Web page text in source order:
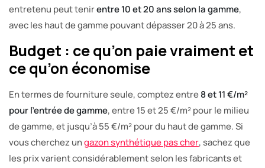
entretenu peut tenirentre 10 et 20 ans selon la gamme,
avec les haut de gamme pouvant dépasser 20 à 25 ans.
Budget : ce qu’on paie vraiment et
ce qu’on économise
En termes de fourniture seule, comptez entre8 et 11 €/m²
pour l’entrée de gamme, entre 15 et 25 €/m² pour le milieu
de gamme, et jusqu’à 55 €/m² pour du haut de gamme. Si
vous cherchez ungazon synthétique pas cher, sachez que
les prix varient considérablement selon les fabricants et